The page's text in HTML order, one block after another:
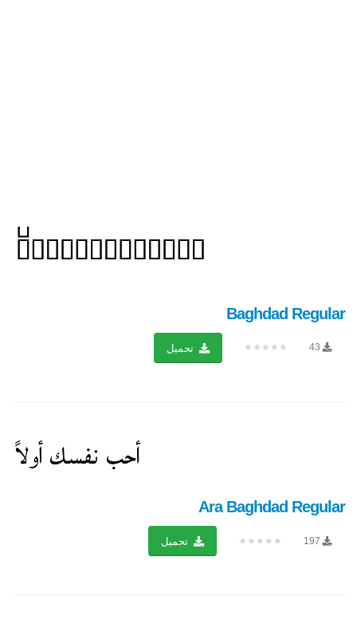
Baghdad Regular
43
★★★★★ تحميل
Ara Baghdad Regular
197
★★★★★ تحميل